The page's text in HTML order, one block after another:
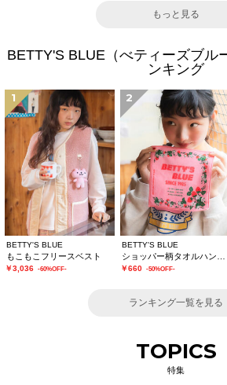
もっと見る
BETTY'S BLUE（べティーズブル
ンキング
1
BETTY'S BLUE
もこもこフリースベスト
￥3,036 -60%OFF-
2
BETTY'S BLUE
￥660 -50%OFF-
ランキング一覧を見る
TOPICS
特集